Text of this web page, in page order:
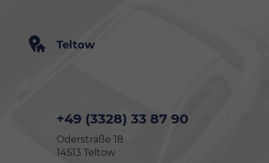
Teltow
+49 (3328) 33 87 90
Oderstraße 18
14513 Teltow